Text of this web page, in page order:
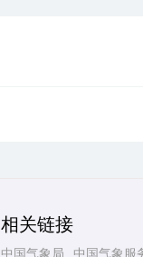
相关链接
中国气象局 中国气象服